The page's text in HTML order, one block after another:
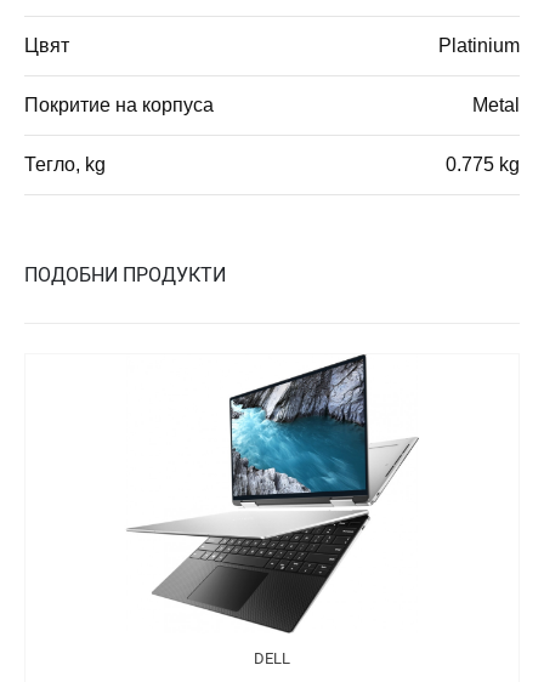
Цвят Platinium
Покритие на корпуса Metal
Тегло, kg 0.775 kg
ПОДОБНИ ПРОДУКТИ
DELL